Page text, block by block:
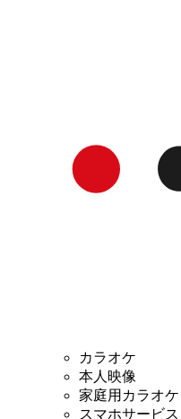
カラオケ
本人映像
家庭用カラオケ
スマホサービス